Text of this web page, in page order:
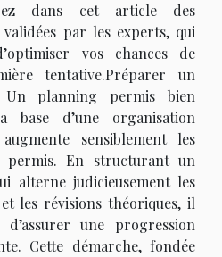
dans cet article des
par les experts, qui
vos chances de
tentative.Préparer un
planning permis bien
base d’une organisation
sensiblement les
permis. En structurant un
alterne judicieusement les
les révisions théoriques, il
une progression
Cette démarche, fondée